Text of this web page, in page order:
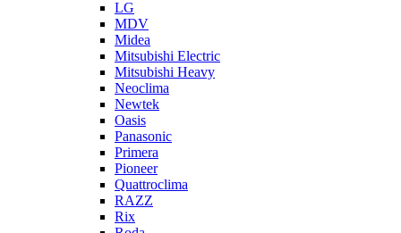
LG
MDV
Midea
Mitsubishi Electric
Mitsubishi Heavy
Neoclima
Newtek
Oasis
Panasonic
Primera
Pioneer
Quattroclima
RAZZ
Rix